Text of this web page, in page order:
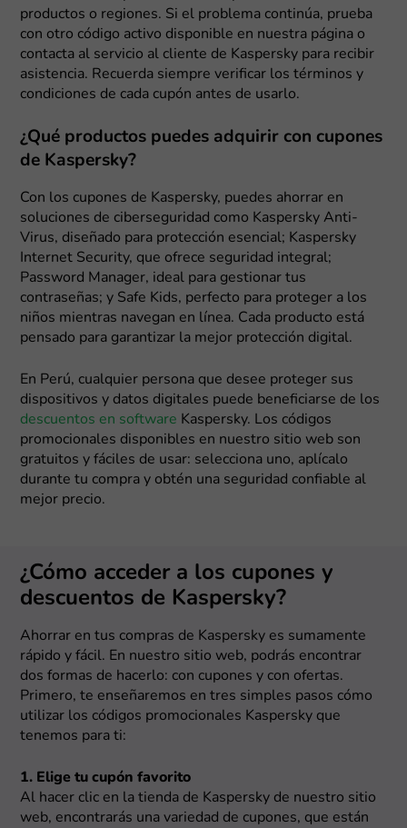
productos o regiones. Si el problema continúa, prueba
con otro código activo disponible en nuestra página o
contacta al servicio al cliente de Kaspersky para recibir
asistencia. Recuerda siempre verificar los términos y
condiciones de cada cupón antes de usarlo.
¿Qué productos puedes adquirir con cupones
de Kaspersky?
Con los cupones de Kaspersky, puedes ahorrar en
soluciones de ciberseguridad como Kaspersky Anti-
Virus, diseñado para protección esencial; Kaspersky
Internet Security, que ofrece seguridad integral;
Password Manager, ideal para gestionar tus
contraseñas; y Safe Kids, perfecto para proteger a los
niños mientras navegan en línea. Cada producto está
pensado para garantizar la mejor protección digital.
En Perú, cualquier persona que desee proteger sus
dispositivos y datos digitales puede beneficiarse de los
descuentos en software Kaspersky. Los códigos
promocionales disponibles en nuestro sitio web son
gratuitos y fáciles de usar: selecciona uno, aplícalo
durante tu compra y obtén una seguridad confiable al
mejor precio.
¿Cómo acceder a los cupones y
descuentos de Kaspersky?
Ahorrar en tus compras de Kaspersky es sumamente
rápido y fácil. En nuestro sitio web, podrás encontrar
dos formas de hacerlo: con cupones y con ofertas.
Primero, te enseñaremos en tres simples pasos cómo
utilizar los códigos promocionales Kaspersky que
tenemos para ti:
1. Elige tu cupón favorito
Al hacer clic en la tienda de Kaspersky de nuestro sitio
web, encontrarás una variedad de cupones, que están